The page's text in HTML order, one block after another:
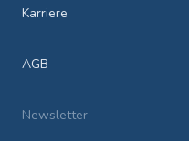
Karriere
AGB
Newsletter